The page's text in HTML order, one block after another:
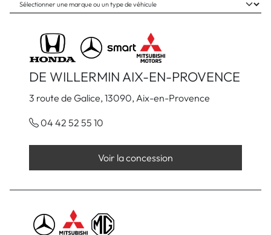
DE WILLERMIN AIX-EN-PROVENCE
3 route de Galice, 13090, Aix-en-Provence
04 42 52 55 10
Voir la concession